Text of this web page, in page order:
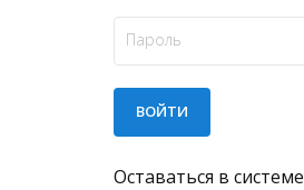
Оставаться в системе